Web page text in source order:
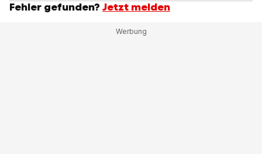
Fehler gefunden? Jetzt melden